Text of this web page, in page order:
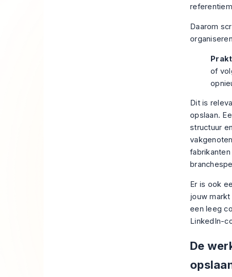
Daarom
of
Dit is
opslaan.
structuur
Er is ook
jouw
een leeg
LinkedIn-
De